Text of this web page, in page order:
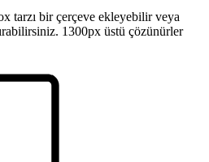
tarzı bir çerçeve ekleyebilir veya
1300px üstü çözünürler